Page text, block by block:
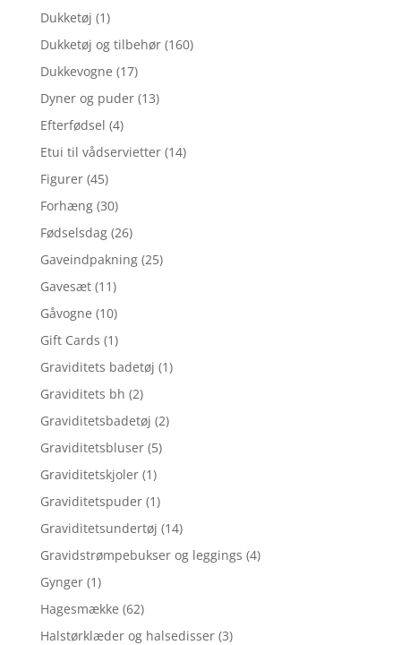
Dukketøj (1)
Dukketøj og tilbehør (160)
Dukkevogne (17)
Dyner og puder (13)
Efterfødsel (4)
Etui til vådservietter (14)
Figurer (45)
Forhæng (30)
Fødselsdag (26)
Gaveindpakning (25)
Gavesæt (11)
Gåvogne (10)
Gift Cards (1)
Graviditets badetøj (1)
Graviditets bh (2)
Graviditetsbadetøj (2)
Graviditetsbluser (5)
Graviditetskjoler (1)
Graviditetspuder (1)
Graviditetsundertøj (14)
Gravidstrømpebukser og leggings (4)
Gynger (1)
Hagesmække (62)
Halstørklæder og halsedisser (3)